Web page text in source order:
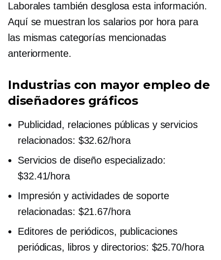
Laborales también desglosa esta información.
Aquí se muestran los salarios por hora para
las mismas categorías mencionadas
anteriormente.
Industrias con mayor empleo de
diseñadores gráficos
Publicidad, relaciones públicas y servicios
relacionados: $32.62/hora
Servicios de diseño especializado:
$32.41/hora
Impresión y actividades de soporte
relacionadas: $21.67/hora
Editores de periódicos, publicaciones
periódicas, libros y directorios: $25.70/hora